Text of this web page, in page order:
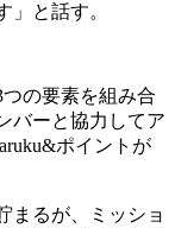
と話す。
の要素を組み合
バーと協力してア
ポイントが
まるが、ミッショ